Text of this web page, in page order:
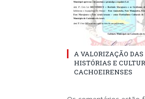
A VALORIZAÇÃO DAS
HISTÓRIAS E
CACHOEIRENSES